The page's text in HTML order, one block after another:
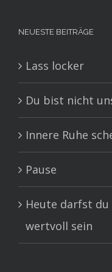
NEUESTE BEITRÄGE
Lass locker
Du bist nicht
Innere Ruhe
Pause
Heute darfst
wertvoll sein